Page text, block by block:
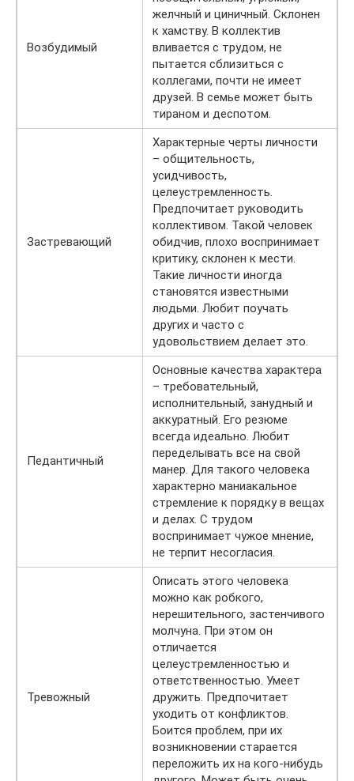
Возбудимый
желчный и циничный. Склонен
к хамству. В коллектив
вливается с трудом, не
пытается сблизиться с
коллегами, почти не имеет
друзей. В семье может быть
тираном и деспотом.
Застревающий
Характерные черты личности
– общительность,
усидчивость,
целеустремленность.
Предпочитает руководить
коллективом. Такой человек
обидчив, плохо воспринимает
критику, склонен к мести.
Такие личности иногда
становятся известными
людьми. Любит поучать
других и часто с
удовольствием делает это.
Педантичный
Основные качества характера
– требовательный,
исполнительный, занудный и
аккуратный. Его резюме
всегда идеально. Любит
переделывать все на свой
манер. Для такого человека
характерно маниакальное
стремление к порядку в вещах
и делах. С трудом
воспринимает чужое мнение,
не терпит несогласия.
Тревожный
Описать этого человека
можно как робкого,
нерешительного, застенчивого
молчуна. При этом он
отличается
целеустремленностью и
ответственностью. Умеет
дружить. Предпочитает
уходить от конфликтов.
Боится проблем, при их
возникновении старается
переложить их на кого-нибудь